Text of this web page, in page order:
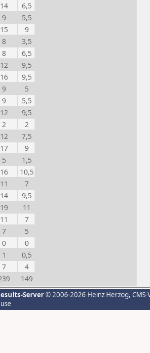
14
6,5
9
5,5
15
9
8
3,5
8
6,5
12
9,5
16
9,5
9
5
9
5,5
12
9,5
2
2
12
7,5
17
9
5
1,5
16
10,5
11
7
14
9,5
19
11
11
7
7
5
0
0
1
0,5
7
4
149
Server© 2006-2026 Heinz Herzog,